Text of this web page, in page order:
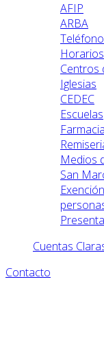
AFIP
ARBA
Centros
Iglesias
CEDEC
Escuelas
Medios
San
Cuentas
Contacto